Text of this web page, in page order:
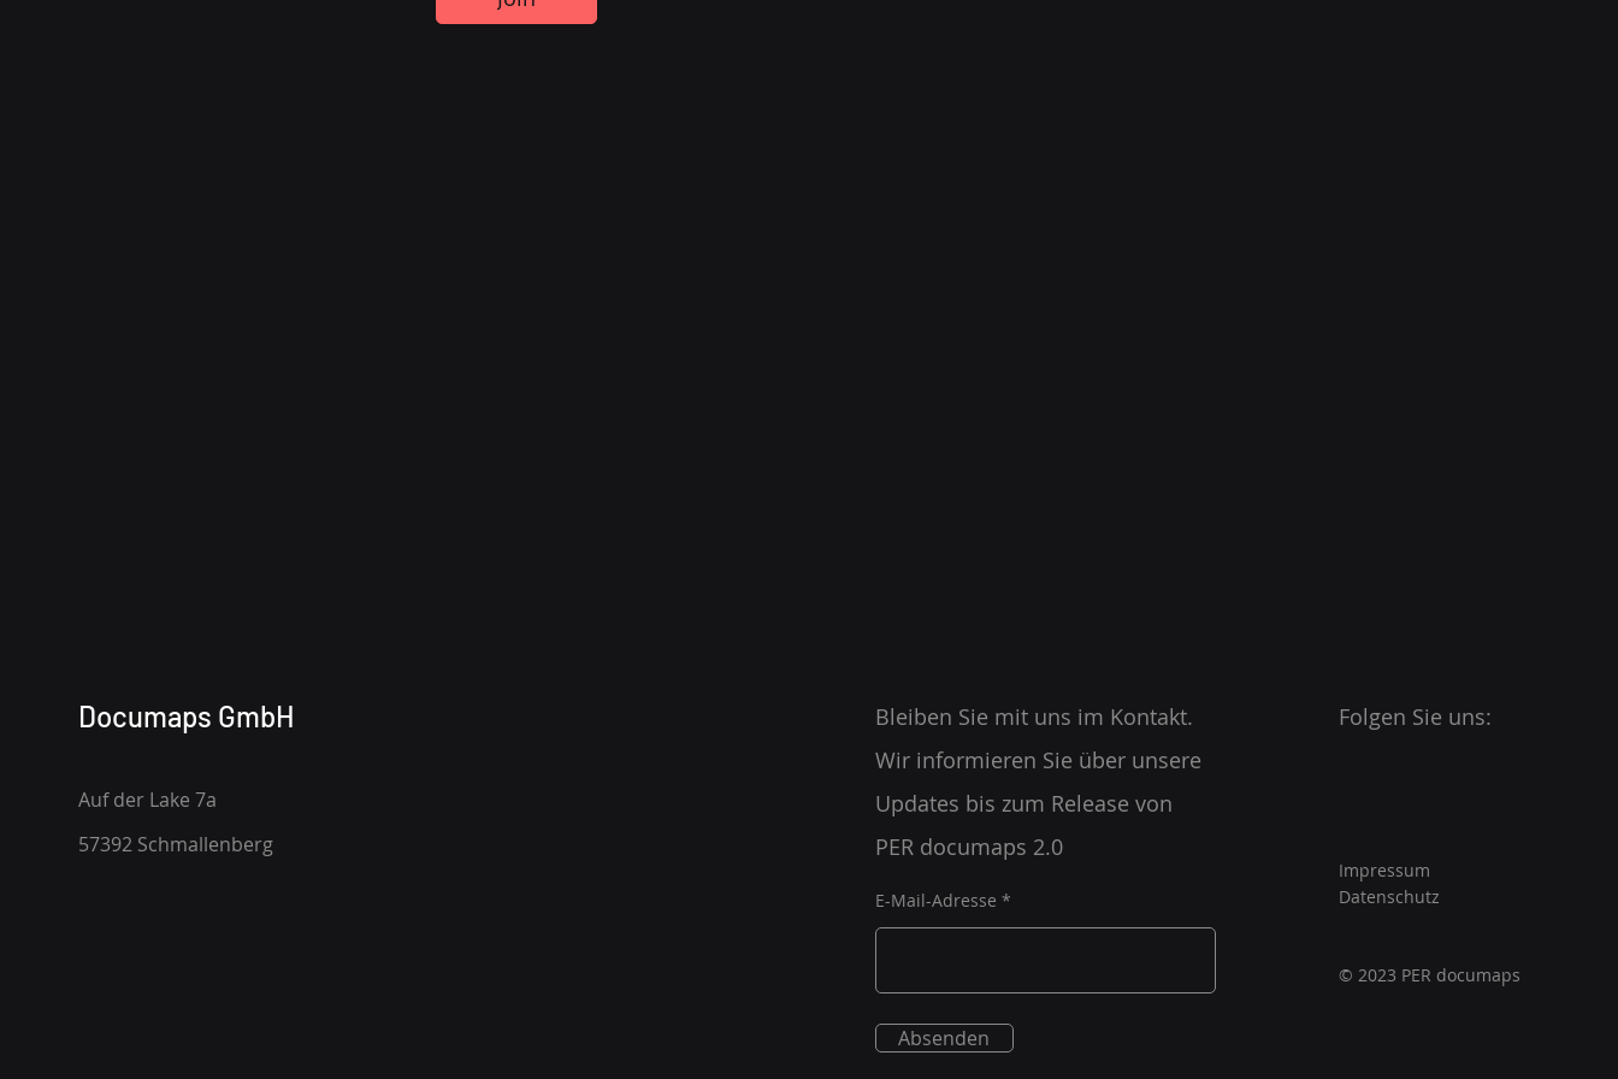
Documaps GmbH
Auf der Lake 7a
57392 Schmallenberg
Bleiben Sie mit uns im Kontakt.
Wir informieren Sie über unsere
Updates bis zum Release von
PER documaps 2.0
E-Mail-Adresse
Absenden
Folgen Sie uns:
Impressum
Datenschutz
© 2023 PER documaps